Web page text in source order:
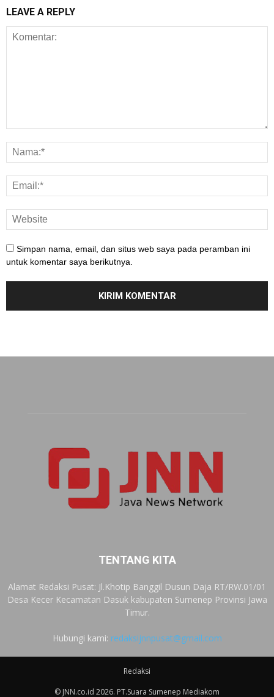
LEAVE A REPLY
Simpan nama, email, dan situs web saya pada peramban ini
untuk komentar saya berikutnya.
TENTANG KITA
Alamat Redaksi Pusat: Jl.Khotip Banggil Dusun Daja RT/RW.01/01
Desa Kecer Kecamatan Dasuk kabupaten Sumenep Provinsi Jawa
Timur.
Hubungi kami: redaksijnnpusat@gmail.com
Redaksi
© JNN.co.id 2026. PT.Suara Sumenep Mediakom